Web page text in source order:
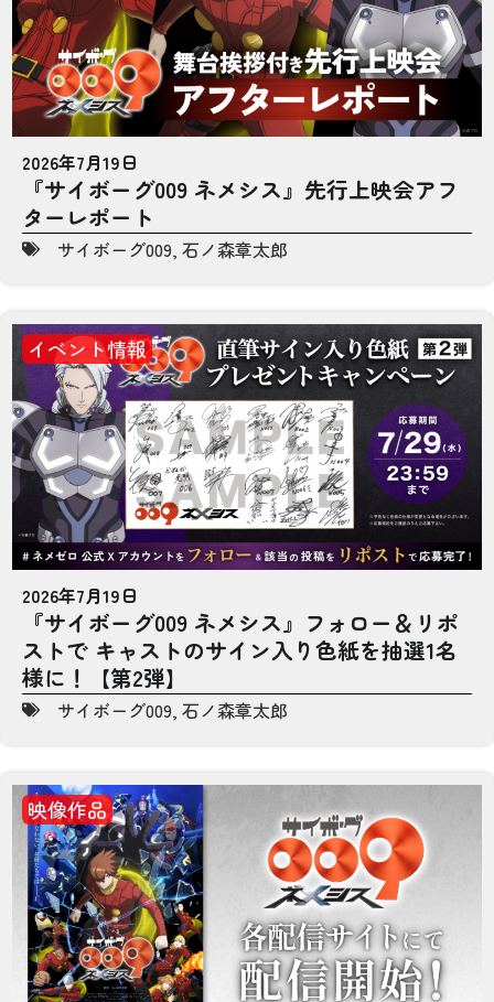
2026年7月19日
『サイボーグ009 ネメシス』先行上映会アフ
ターレポート
サイボーグ009, 石ノ森章太郎
イベント情報
2026年7月19日
『サイボーグ009 ネメシス』フォロー＆リポ
ストで キャストのサイン入り色紙を抽選1名
様に！【第2弾】
サイボーグ009, 石ノ森章太郎
映像作品